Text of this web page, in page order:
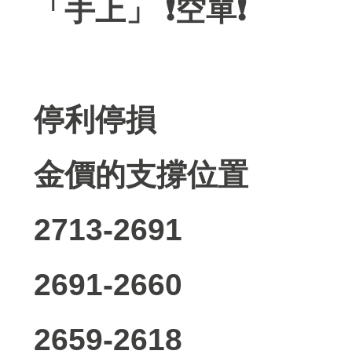
「手上」 ❗️空單❗️
停利停損
金價的支撐位置
2713-2691
2691-2660
2659-2618